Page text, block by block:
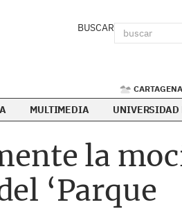
BUSCAR
CARTAGENA
MULTIMEDIA UNIVERSIDAD
la
‘Parque